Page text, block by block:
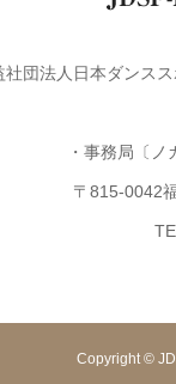
社団法人日本ダンス
・事務局〔ノ
〒815-0042
Copyright ©